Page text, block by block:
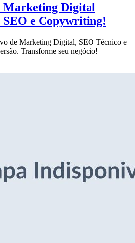
Marketing Digital
e Copywriting!
de Marketing Digital, SEO Técnico e
Transforme seu negócio!